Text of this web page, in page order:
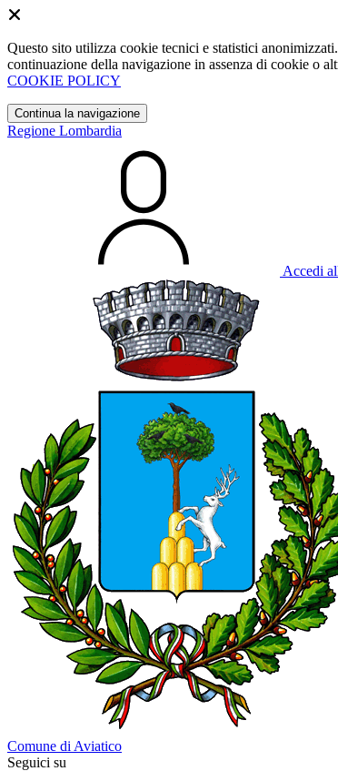
Questo sito utilizza cookie tecnici e statistici
continuazione della navigazione in assenza di cookie o
COOKIE POLICY
Continua la navigazione
Regione Lombardia
Accedi
Comune di Aviatico
Seguici su